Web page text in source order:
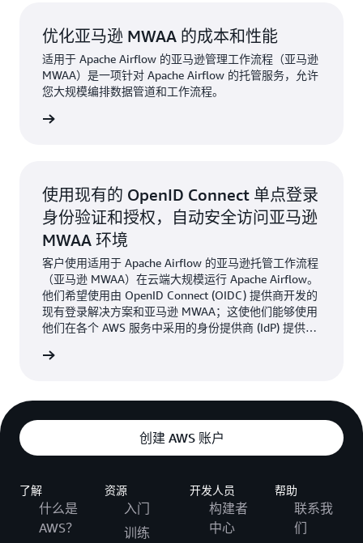
优化亚马逊 MWAA 的成本和性能
适用于 Apache Airflow 的亚马逊管理工作流程（亚马逊
MWAA）是一项针对 Apache Airflow 的托管服务，允许
您大规模编排数据管道和工作流程。
使用现有的 OpenID Connect 单点登录
身份验证和授权，自动安全访问亚马逊
MWAA 环境
客户使用适用于 Apache Airflow 的亚马逊托管工作流程
（亚马逊 MWAA）在云端大规模运行 Apache Airflow。
他们希望使用由 OpenID Connect (OIDC) 提供商开发的
现有登录解决方案和亚马逊 MWAA；这使他们能够使用
他们在各个 AWS 服务中采用的身份提供商 (IdP) 提供统
创建 AWS 账户
了解
什么是
AWS？
资源
入门
训练
开发人员
构建者
中心
帮助
联系我
们